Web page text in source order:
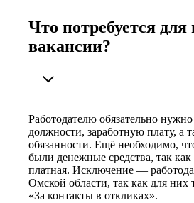
Что потребуется
вакансии?
Работодателю обязательно нужно
должности, заработную плату, а
обязанности. Ещё необходимо,
были денежные средства, так
платная. Исключение —
Омской области, так как для них
«За контакты в откликах».